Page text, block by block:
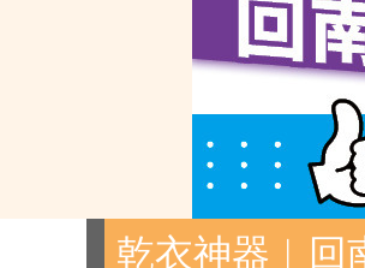
乾衣神器︱回